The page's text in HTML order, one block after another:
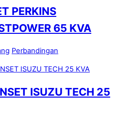
PERKINS
65 KVA
Perbandingan
ISUZU TECH 25